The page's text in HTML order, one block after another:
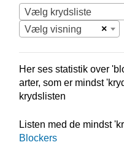
Vælg krydsliste
×
Vælg visning
Her ses statistik over
arter, som er mindst
krydslisten
Listen med de mindst
Blockers